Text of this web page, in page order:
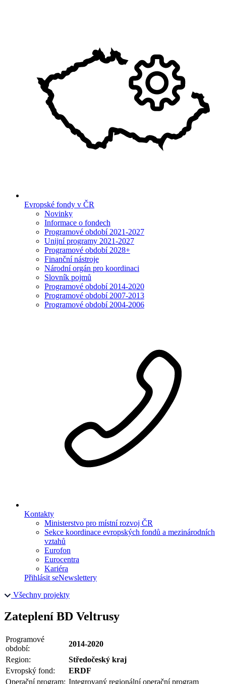
Evropské fondy v ČR
Novinky
Informace o fondech
Programové období 2021-2027
Unijní programy 2021-2027
Programové období 2028+
Finanční nástroje
Národní orgán pro koordinaci
Slovník pojmů
Programové období 2014-2020
Programové období 2007-2013
Programové období 2004-2006
Kontakty
Ministerstvo pro místní rozvoj ČR
Sekce koordinace evropských fondů a mezinárodních
vztahů
Eurofon
Eurocentra
Kariéra
Přihlásit seNewslettery
Všechny projekty
Zateplení BD Veltrusy
Programové
období:
2014-2020
Region:
Středočeský kraj
Evropský fond:
ERDF
Operační program: Integrovaný regionální operační program